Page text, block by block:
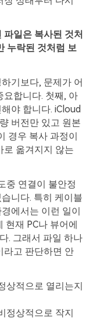
일은 복사된 것처
누락된 것처럼 보
기보다, 문제가 어
요합니다. 첫째, 아
야 합니다. iCloud
버전만 있고 원본
경우 복사 과정이
로 옮겨지지 않는
중 연결이 불안정
니다. 특히 케이블
에서는 이런 일이
현재 PC나 뷰어에
. 그래서 파일 하나
라고 판단하면 안
상적으로 열리는지
정상적으로 작지